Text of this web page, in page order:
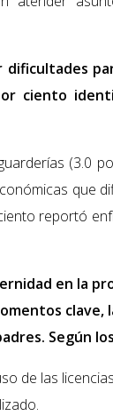
ciento
(3.0
que
reportó
en la
clave,
Según
de las